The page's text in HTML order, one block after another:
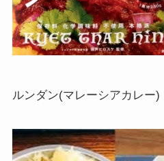
ルンダン(マレーシアカレー)